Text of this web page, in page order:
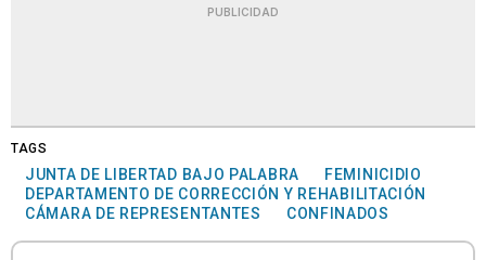
PUBLICIDAD
TAGS
JUNTA DE LIBERTAD BAJO PALABRA
FEMINICIDIO
DEPARTAMENTO DE CORRECCIÓN Y REHABILITACIÓN
CÁMARA DE REPRESENTANTES
CONFINADOS